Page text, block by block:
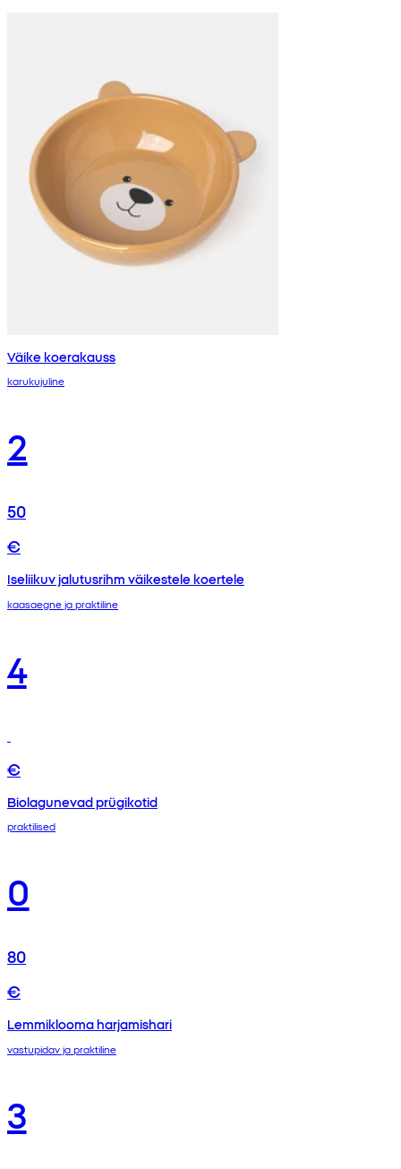
Väike koerakauss
karukujuline
2
50
€
Iseliikuv jalutusrihm väikestele koertele
kaasaegne ja praktiline
4
€
Biolagunevad prügikotid
praktilised
0
80
€
Lemmiklooma harjamishari
vastupidav ja praktiline
3